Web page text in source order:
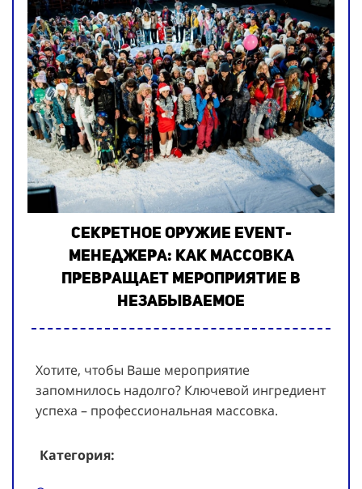
Секретное оружие event-
менеджера: как массовка
превращает мероприятие в
незабываемое
Хотите, чтобы Ваше мероприятие
запомнилось надолго? Ключевой ингредиент
успеха – профессиональная массовка.
Категория: